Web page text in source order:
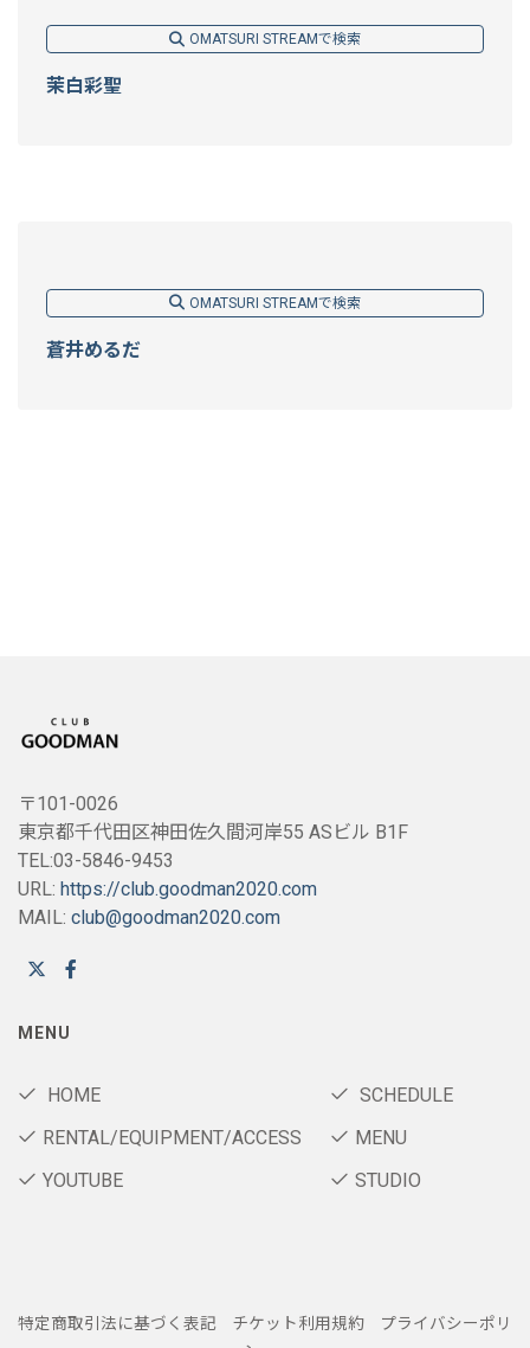
OMATSURI STREAMで検索
茉白彩聖
OMATSURI STREAMで検索
蒼井めるだ
〒101-0026
東京都千代田区神田佐久間河岸55 ASビル B1F
TEL:03-5846-9453
URL: https://club.goodman2020.com
MAIL: club@goodman2020.com
MENU
HOME
SCHEDULE
RENTAL/EQUIPMENT/ACCESS
MENU
YOUTUBE
STUDIO
特定商取引法に基づく表記 チケット利用規約
プライバシーポリ